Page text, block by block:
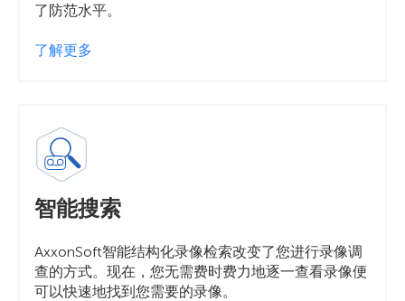
了防范水平。
了解更多
智能搜索
AxxonSoft智能结构化录像检索改变了您进行录像调
查的方式。现在，您无需费时费力地逐一查看录像便
可以快速地找到您需要的录像。